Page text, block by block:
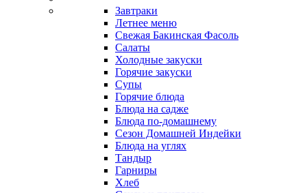
Завтраки
Летнее меню
Свежая Бакинская Фасоль
Салаты
Холодные закуски
Горячие закуски
Супы
Горячие блюда
Блюда на садже
Блюда по-домашнему
Сезон Домашней Индейки
Блюда на углях
Тандыр
Гарниры
Хлеб